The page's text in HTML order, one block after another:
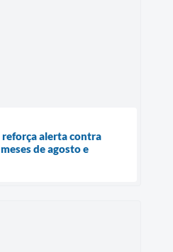
reforça alerta contra
de agosto e